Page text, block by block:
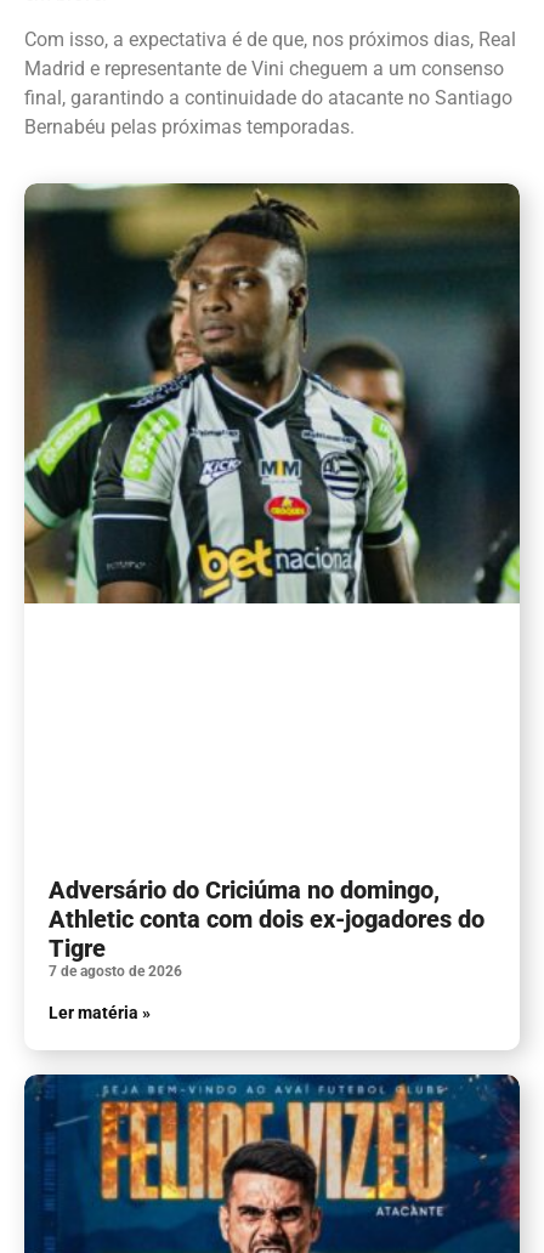
Com isso, a expectativa é de que, nos próximos dias, Real
Madrid e representante de Vini cheguem a um consenso
final, garantindo a continuidade do atacante no Santiago
Bernabéu pelas próximas temporadas.
Adversário do Criciúma no domingo,
Athletic conta com dois ex-jogadores do
Tigre
7 de agosto de 2026
Ler matéria »